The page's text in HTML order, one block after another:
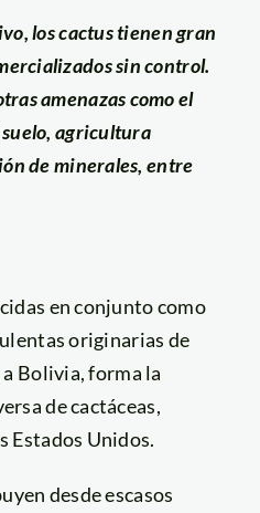
los cactus tienen gran
sin control.
amenazas como el
agricultura
de minerales, entre
en conjunto como
originarias de
Bolivia, forma la
de cactáceas,
Estados Unidos.
desde escasos